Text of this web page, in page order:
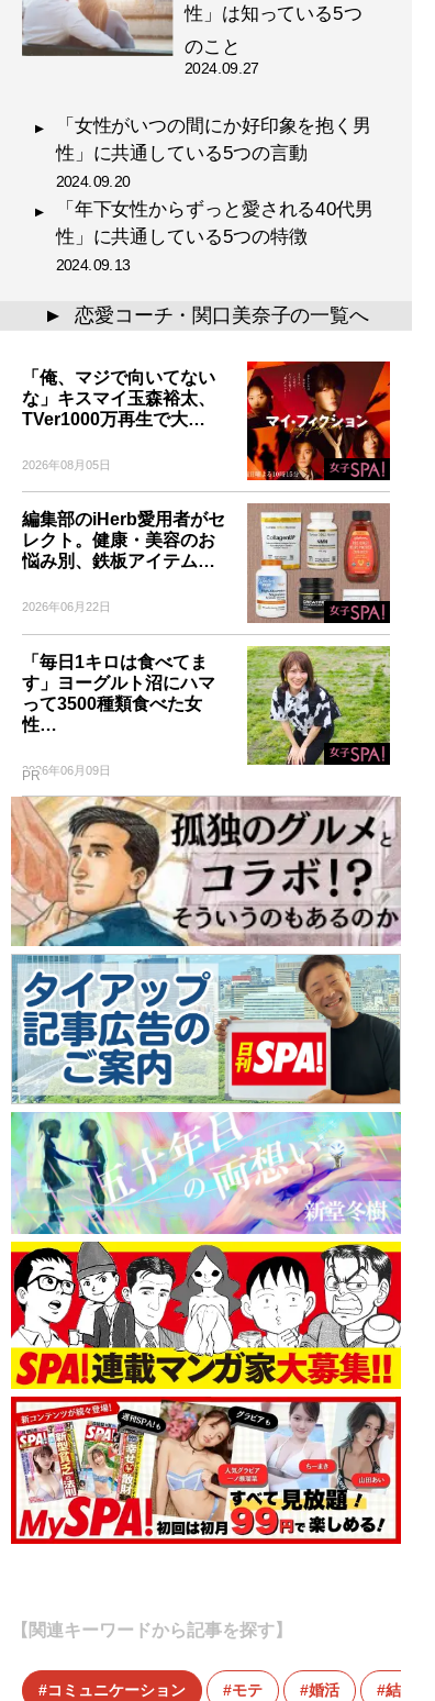
性」は知っている5つ
のこと
2024.09.27
「女性がいつの間にか好印象を抱く男
性」に共通している5つの言動
2024.09.20
「年下女性からずっと愛される40代男
性」に共通している5つの特徴
2024.09.13
▲ 恋愛コーチ・関口美奈子の一覧へ
「俺、マジで向いてない
な」キスマイ玉森裕太、
TVer1000万再生で大…
2026年08月05日
編集部のiHerb愛用者がセ
レクト。健康・美容のお
悩み別、鉄板アイテム…
2026年06月22日
「毎日1キロは食べてま
す」ヨーグルト沼にハマ
って3500種類食べた女
性…
2026年06月09日
PR
【関連キーワードから記事を探す】
コミュニケーション モテ 婚活 結婚